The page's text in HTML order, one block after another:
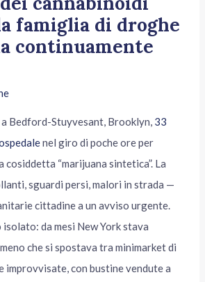
famiglia di droghe
continuamente
Bedford-Stuyvesant, Brooklyn, 33
nel giro di poche ore per
cosiddetta “marijuana sintetica”. La
sguardi persi, malori in strada —
cittadine a un avviso urgente.
da mesi New York stava
che si spostava tra minimarket di
improvvisate, con bustine vendute a